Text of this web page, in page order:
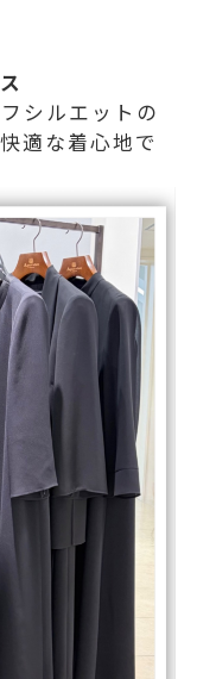
シルエットの
適な着心地で